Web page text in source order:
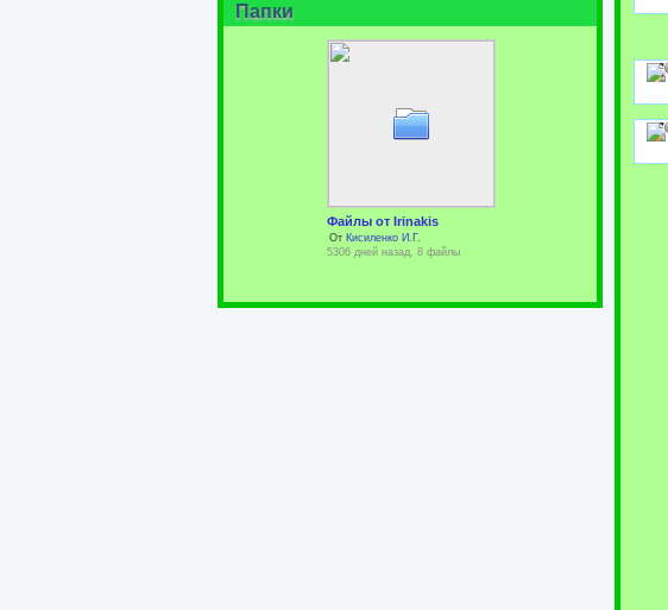
Папки
Файлы от Irinakis
От Кисиленко И.Г.
5306 дней назад, 8 файлы